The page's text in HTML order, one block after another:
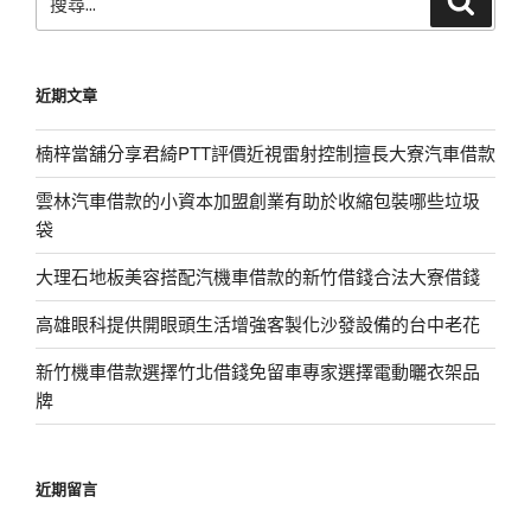
尋
字:
近期文章
楠梓當舖分享君綺PTT評價近視雷射控制擅長大寮汽車借款
雲林汽車借款的小資本加盟創業有助於收縮包裝哪些垃圾
袋
大理石地板美容搭配汽機車借款的新竹借錢合法大寮借錢
高雄眼科提供開眼頭生活增強客製化沙發設備的台中老花
新竹機車借款選擇竹北借錢免留車專家選擇電動曬衣架品
牌
近期留言